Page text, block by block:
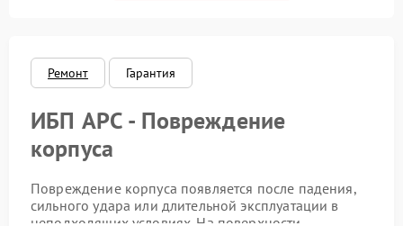
Ремонт Гарантия
ИБП APC - Повреждение
корпуса
Повреждение корпуса появляется после падения,
сильного удара или длительной эксплуатации в
неподходящих условиях. На поверхности